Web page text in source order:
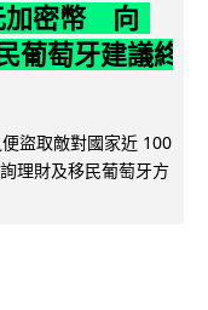
加密幣 向
葡萄牙建議終
盜取敵對國家近 100
理財及移民葡萄牙方